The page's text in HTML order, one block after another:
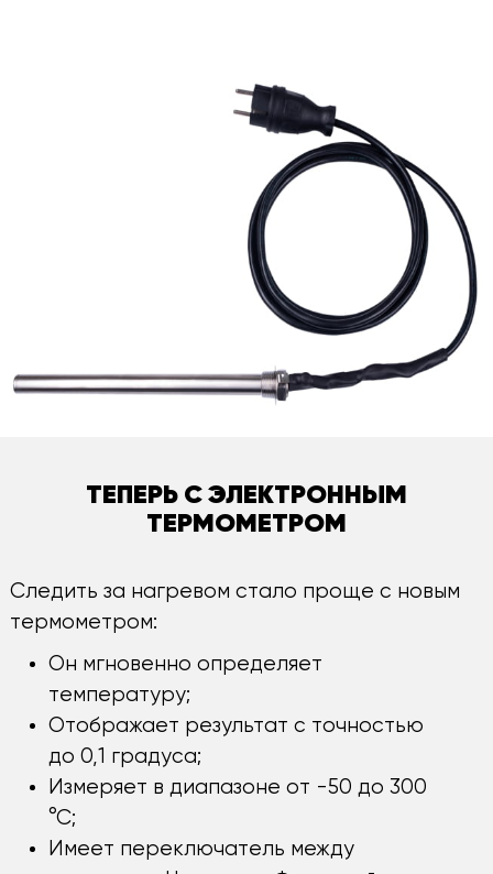
ТЕПЕРЬ С ЭЛЕКТРОННЫМ
ТЕРМОМЕТРОМ
Следить за нагревом стало проще с новым
термометром:
Он мгновенно определяет
температуру;
Отображает результат с точностью
до 0,1 градуса;
Измеряет в диапазоне от -50 до 300
°С;
Имеет переключатель между